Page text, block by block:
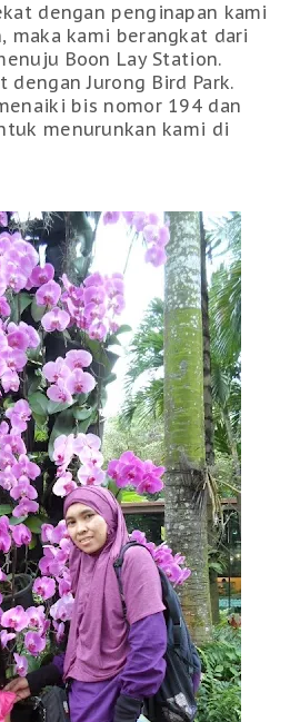
dengan penginapan kami
maka kami berangkat dari
Boon Lay Station.
dengan Jurong Bird Park.
bis nomor 194 dan
menurunkan kami di